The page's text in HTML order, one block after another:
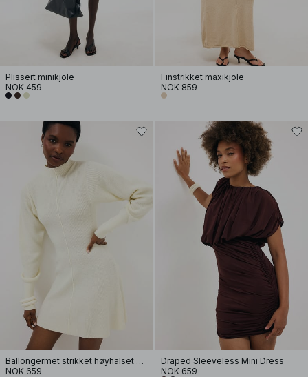
Plissert minikjole
NOK 459
Finstrikket maxikjole
NOK 859
Ballongermet strikket høyhalset kjole
NOK 659
Draped Sleeveless Mini Dress
NOK 659